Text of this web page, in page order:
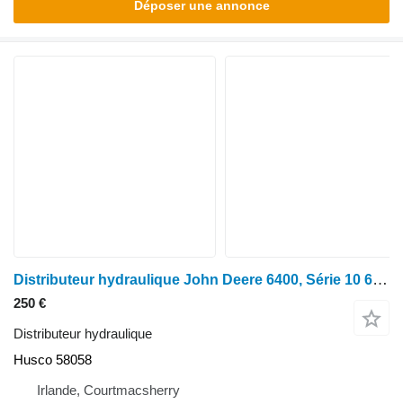
Déposer une annonce
Distributeur hydraulique John Deere 6400, Série 10 6110 Pièces de soupape d'admission prioritaires uniquement Al111254 Husco 58058 pour tracteur à roues 6100, 6200, 6300, 6400, 6500, 6506, 6600, 5700, 580, 5010, 6110, 6210, 6310, 6410, 6510, 6610, 6810
250 €
Distributeur hydraulique
Husco 58058
Irlande, Courtmacsherry